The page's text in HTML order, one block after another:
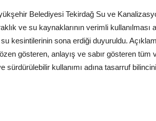
Belediyesi Tekirdağ Su ve
ve su kaynaklarının verimli
su kesintilerinin sona erdiği duyuruldu.
özen gösteren, anlayış ve sabır gösteren
sürdürülebilir kullanımı adına tasarruf